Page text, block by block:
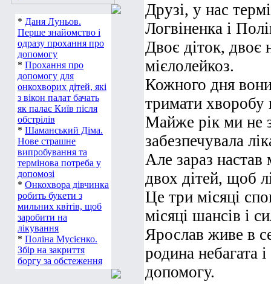
* Даня Луньов.
Перше знайомство і
одразу прохання про
допомогу
* Прохання про
допомогу для
онкохворих дітей, які
з вікон палат бачать
як палає Київ після
обстрілів
* Шаманський Діма.
Нове страшне
випробування та
термінова потреба у
допомозі
* Онкохвора дівчинка
робить букети з
мильних квітів, щоб
заробити на
лікування
* Поліна Мусієнко.
Збір на закриття
боргу за обстеження
Друзі, у нас
Логвіненка і
Двоє діток, двоє
мієлолейкоз.
Кожного дня
тримати хворобу
Майже рік ми не
забезпечувала
Але зараз
двох дітей, щоб
Це три місяці
місяці шансів і
Ярослав живе в
родина небагата
допомогу.